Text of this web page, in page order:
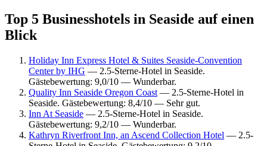
Top 5 Businesshotels in Seaside auf einen
Blick
Holiday Inn Express Hotel & Suites Seaside-Convention
Center by IHG — 2.5-Sterne-Hotel in Seaside.
Gästebewertung: 9,0/10 — Wunderbar.
Quality Inn Seaside Oregon Coast — 2.5-Sterne-Hotel in
Seaside. Gästebewertung: 8,4/10 — Sehr gut.
Inn At Seaside — 2.5-Sterne-Hotel in Seaside.
Gästebewertung: 9,2/10 — Wunderbar.
Kathryn Riverfront Inn, an Ascend Collection Hotel — 2.5-